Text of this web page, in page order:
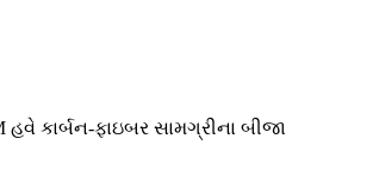
કાર્બન-ફાઇબર સામગ્રીના બીજા